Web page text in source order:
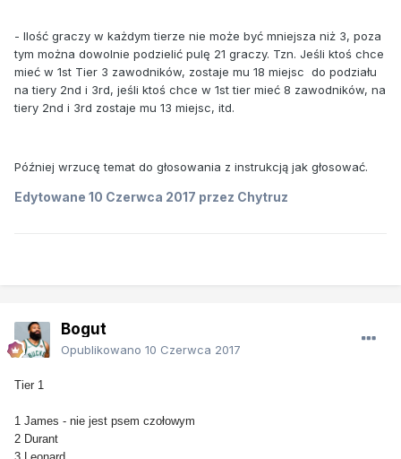
- Ilość graczy w każdym tierze nie może być mniejsza niż 3, poza
tym można dowolnie podzielić pulę 21 graczy. Tzn. Jeśli ktoś chce
mieć w 1st Tier 3 zawodników, zostaje mu 18 miejsc do podziału
na tiery 2nd i 3rd, jeśli ktoś chce w 1st tier mieć 8 zawodników, na
tiery 2nd i 3rd zostaje mu 13 miejsc, itd.
Później wrzucę temat do głosowania z instrukcją jak głosować.
Edytowane 10 Czerwca 2017 przez Chytruz
Bogut
Opublikowano 10 Czerwca 2017
Tier 1
1 James - nie jest psem czołowym
2 Durant